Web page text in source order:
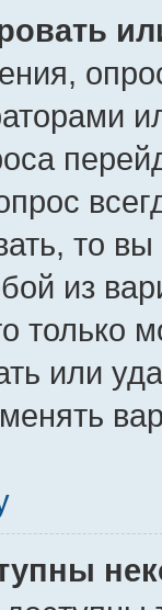
то
из
только
или